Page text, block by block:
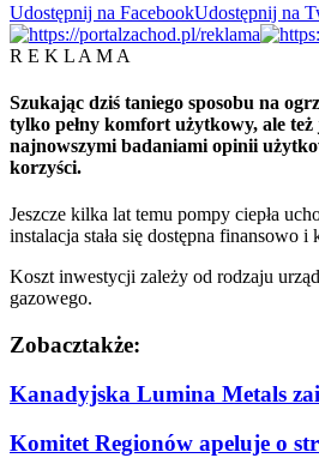
Udostępnij na FacebookUdostępnij na
R E K L A M A
Szukając dziś taniego sposobu na
tylko pełny komfort użytkowy, ale
najnowszymi badaniami opinii
korzyści.
Jeszcze kilka lat temu pompy ciepła
instalacja stała się dostępna finansowo
Koszt inwestycji zależy od rodzaju
gazowego.
Zobacztakże:
Kanadyjska Lumina Metals
Komitet Regionów apeluje o